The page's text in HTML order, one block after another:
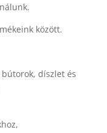
között.
díszlet és